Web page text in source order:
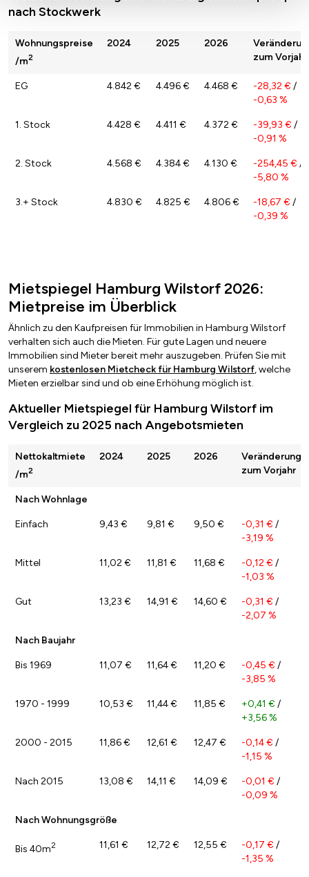
nach Stockwerk
Wohnungspreise
/m2
2024 2025 2026
zum Vorjahr
EG 4.842 € 4.496 € 4.468 € -28,32 € /
-0,63 %
1. Stock 4.428 € 4.411 € 4.372 € -39,93 € /
-0,91 %
2. Stock 4.568 € 4.384 € 4.130 € -254,45 € /
-5,80 %
3.+ Stock 4.830 € 4.825 € 4.806 € -18,67 € /
-0,39 %
Mietspiegel Hamburg Wilstorf 2026:
Mietpreise im Überblick
Ähnlich zu den Kaufpreisen für Immobilien in Hamburg Wilstorf
verhalten sich auch die Mieten. Für gute Lagen und neuere
Immobilien sind Mieter bereit mehr auszugeben. Prüfen Sie mit
unserem kostenlosen Mietcheck für Hamburg Wilstorf, welche
Mieten erzielbar sind und ob eine Erhöhung möglich ist.
Aktueller Mietspiegel für Hamburg Wilstorf im
Vergleich zu 2025 nach Angebotsmieten
Nettokaltmiete
/m2
2024 2025 2026
Veränderung
zum Vorjahr
Nach Wohnlage
Einfach 9,43 € 9,81 € 9,50 € -0,31 € /
-3,19 %
Mittel 11,02 € 11,81 € 11,68 € -0,12 € /
-1,03 %
Gut 13,23 € 14,91 € 14,60 € -0,31 € /
-2,07 %
Nach Baujahr
Bis 1969 11,07 € 11,64 € 11,20 € -0,45 € /
-3,85 %
1970 - 1999 10,53 € 11,44 € 11,85 € +0,41 € /
+3,56 %
2000 - 2015 11,86 € 12,61 € 12,47 € -0,14 € /
-1,15 %
Nach 2015 13,08 € 14,11 € 14,09 € -0,01 € /
-0,09 %
Nach Wohnungsgröße
Bis 40m2 11,61 € 12,72 € 12,55 € -0,17 € /
-1,35 %